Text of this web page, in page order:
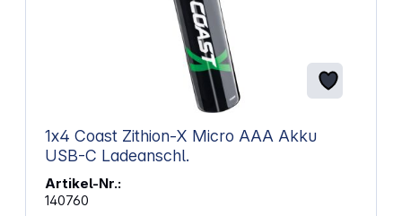
Temperaturbereich: -20 °C bis +50 °C Farbe:
Weiß/Grün Anzahl: 4 Stück
1x4 Coast Zithion-X Micro AAA Akku
USB-C Ladeanschl.
Artikel-Nr.:
140760